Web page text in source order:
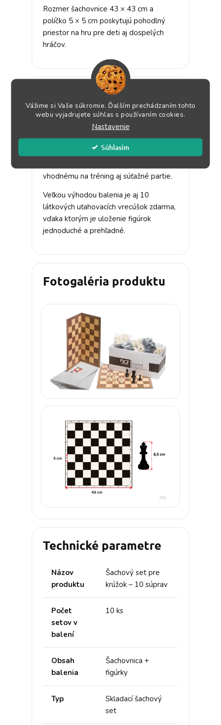
Vážime si Vaše súkromie. Ďalším prechádzaním tohto
webu vyjadrujete súhlas s používaním cookies.
Nastavenie
Súhlasím
Rozmer šachovnice 43 × 43 cm a
políčko 5 × 5 cm poskytujú pohodlný
priestor na hru pre deti aj dospelých
hráčov.
Praktická súprava na
pravidelné používanie
Každý set obsahuje skladaciu
šachovnicu a veľmi kvalitné plastové
figúrky. Výška kráľa 8,5 cm zodpovedá
vhodnému na tréning aj súťažné partie.
Veľkou výhodou balenia je aj 10
látkových uťahovacích vrecúšok zdarma,
vďaka ktorým je uloženie figúrok
jednoduché a prehľadné.
Fotogaléria produktu
Technické parametre
Názov
produktu
Šachový set pre
krúžok – 10 súprav
Počet
setov v
balení
10 ks
Obsah
balenia
Šachovnica +
figúrky
Typ
Skladací šachový
set